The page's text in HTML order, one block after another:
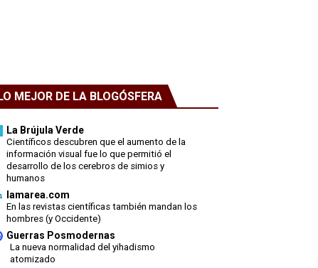
MEJOR DE LA BLOGÓSFERA
La Brújula Verde
Científicos descubren que el aumento de la
información visual fue lo que permitió el
desarrollo de los cerebros de simios y
humanos
lamarea.com
En las revistas científicas también mandan los
hombres (y Occidente)
Guerras Posmodernas
La nueva normalidad del yihadismo
atomizado